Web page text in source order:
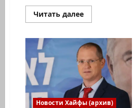
Читать далееПрочитать
больше
живы,
пока
помнят
Новости Хайфы (архив)